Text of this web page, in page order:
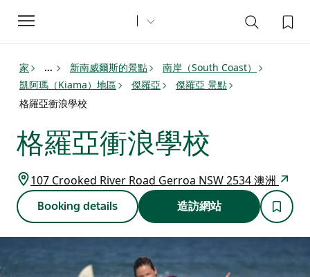
Toggle
navigation
家 ... 新南威爾斯的景點
南岸（South Coast）
凱阿瑪（Kiama）地區
傑羅亞
傑羅亞 景點
格羅亞衝浪學校
格羅亞衝浪學校
107 Crooked River Road Gerroa NSW 2534 澳洲
Booking details 造訪網站